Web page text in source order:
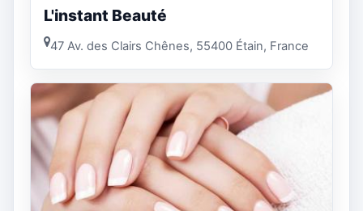
L'instant Beauté
47 Av. des Clairs Chênes, 55400 Étain, France